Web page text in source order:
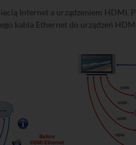
Internet a urządzeniem HDMI.
kabla Ethernet do urządzeń